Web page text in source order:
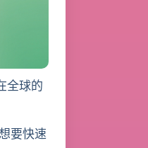
全球的
要快速